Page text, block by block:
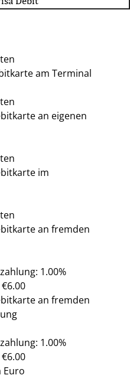
am Terminal
an eigenen
im
an fremden
1.00%
an fremden
1.00%
Euro